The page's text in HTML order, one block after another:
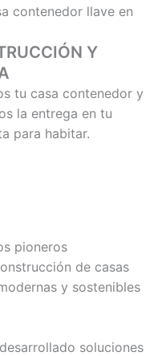
contenedor llave en
Y
tu casa contenedor y
la entrega en tu
para habitar.
pioneros
de casas
y sostenibles
soluciones